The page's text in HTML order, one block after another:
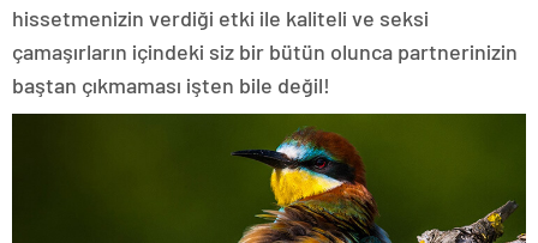
hissetmenizin verdiği etki ile kaliteli ve seksi
çamaşırların içindeki siz bir bütün olunca partnerinizin
baştan çıkmaması işten bile değil!